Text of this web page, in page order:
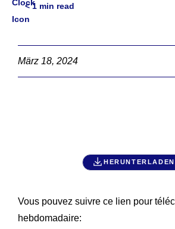
< 1 min read
März 18, 2024
HERUNTERLADEN
Vous pouvez suivre ce lien pour
hebdomadaire: